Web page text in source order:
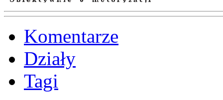
Komentarze
Działy
Tagi